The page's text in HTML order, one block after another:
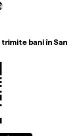
bani în San